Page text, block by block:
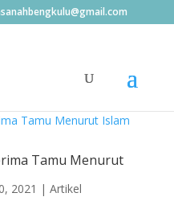
Tamu Menurut
2021 | Artikel